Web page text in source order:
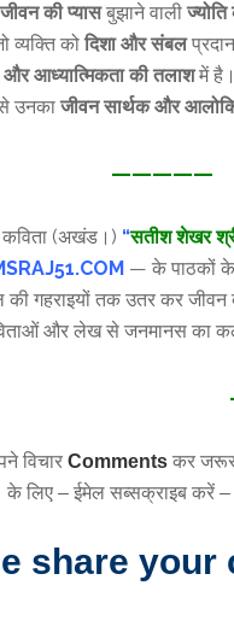
जीवन की प्यासबुझाने वाली
व्यक्ति कोदिशा और संबल
और आध्यात्मिकता की तलाशमें
उनकाजीवन सार्थक और
—————
(अखंड।) “सतीश शेखर
— के पाठकों
की गहराइयों तक उतर कर जीवन
और लेख से जनमानस का
विचार Commentsकर जरूर
के लिए – ईमेल सब्सक्राइब करें –
share your